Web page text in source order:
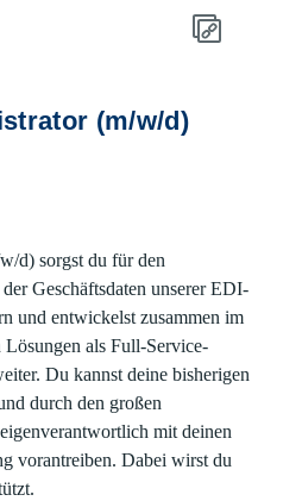
(m/w/d)
d) sorgst du für den
Geschäftsdaten unserer EDI-
und entwickelst zusammen im
Lösungen als Full-Service-
Du kannst deine bisherigen
durch den großen
mit deinen
vorantreiben. Dabei wirst du